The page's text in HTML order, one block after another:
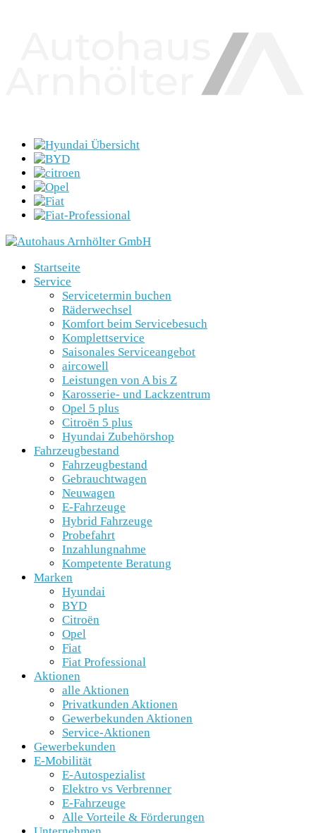
Startseite
Service
Servicetermin buchen
Räderwechsel
Komfort beim Servicebesuch
Komplettservice
Saisonales Serviceangebot
aircowell
Leistungen von A bis Z
Karosserie- und Lackzentrum
Opel 5 plus
Citroën 5 plus
Hyundai Zubehörshop
Fahrzeugbestand
Fahrzeugbestand
Gebrauchtwagen
Neuwagen
E-Fahrzeuge
Hybrid Fahrzeuge
Probefahrt
Inzahlungnahme
Kompetente Beratung
Marken
Hyundai
BYD
Citroën
Opel
Fiat
Fiat Professional
Aktionen
alle Aktionen
Privatkunden Aktionen
Gewerbekunden Aktionen
Service-Aktionen
Gewerbekunden
E-Mobilität
E-Autospezialist
Elektro vs Verbrenner
E-Fahrzeuge
Alle Vorteile & Förderungen